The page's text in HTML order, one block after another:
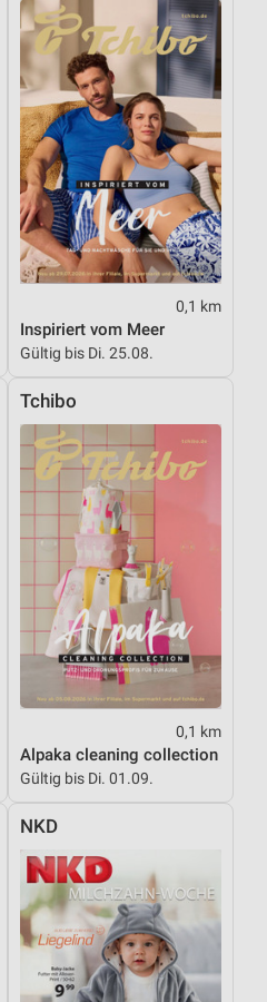
0,1 km
Inspiriert vom Meer
Gültig bis Di. 25.08.
Tchibo
0,1 km
Alpaka cleaning collection
Gültig bis Di. 01.09.
NKD